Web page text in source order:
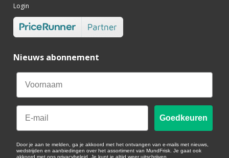
Login
Nieuws abonnement
Email
Goedkeuren
Door je aan te melden, ga je akkoord met het ontvangen van e-mails met nieuws,
wedstrijden en aanbiedingen over het assortiment van MundFrisk. Je gaat ook
akkoord met ons privacybeleid. Je kunt je altijd weer uitschrijven.